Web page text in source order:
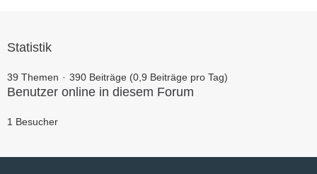
Statistik
39 Themen 390 Beiträge (0,9 Beiträge pro Tag)
Benutzer online in diesem Forum
1 Besucher